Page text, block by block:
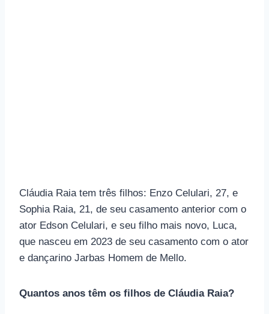
Cláudia Raia tem três filhos: Enzo Celulari, 27, e
Sophia Raia, 21, de seu casamento anterior com o
ator Edson Celulari, e seu filho mais novo, Luca,
que nasceu em 2023 de seu casamento com o ator
e dançarino Jarbas Homem de Mello.
Quantos anos têm os filhos de Cláudia Raia?